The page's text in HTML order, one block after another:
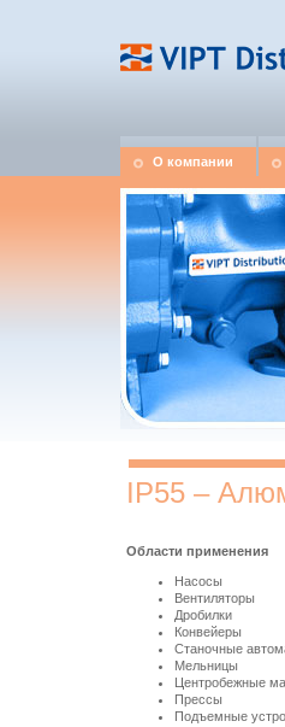
О компании
IP55 –
Области применения
Насосы
Вентиляторы
Дробилки
Конвейеры
Станочные
Мельницы
Центробежные
Прессы
Подъемные